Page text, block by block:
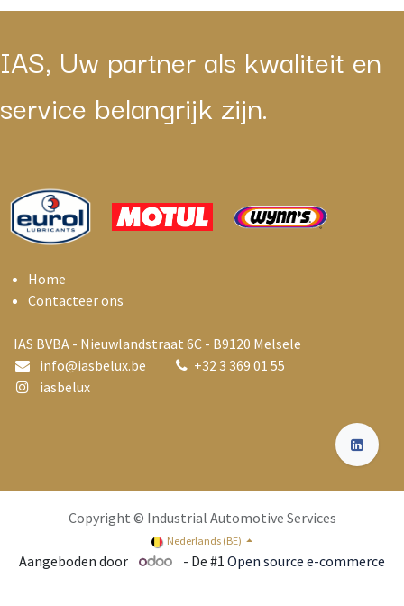
IAS, Uw partner als kwaliteit en
service belangrijk zijn.
Home
Contacteer ons
IAS BVBA - Nieuwlandstraat 6C - B9120 Melsele
info@iasbelux.be +32 3 369 01 55
iasbelux
Copyright © Industrial Automotive Services
Nederlands (BE)
Aangeboden door - De #1 Open source e-commerce